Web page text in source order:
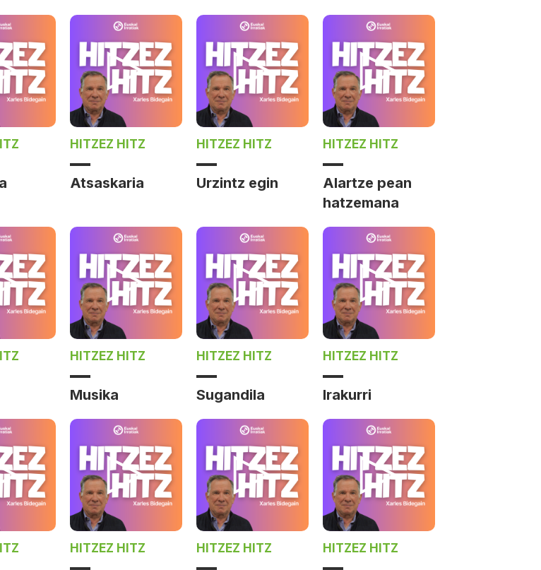
HITZEZ HITZ
Atsaskaria
HITZEZ HITZ
Urzintz egin
HITZEZ HITZ
Alartze pean
hatzemana
HITZEZ HITZ
Musika
HITZEZ HITZ
Sugandila
HITZEZ HITZ
Irakurri
HITZEZ HITZ HITZEZ HITZ HITZEZ HITZ